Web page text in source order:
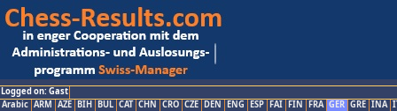
Logged on: Gast
Arabic ARM AZE BIH BUL CAT CHN CRO CZE DEN ENG ESP FAI FIN FRA GER GRE INA